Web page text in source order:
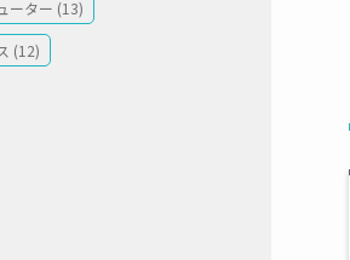
ーター (13)
(12)